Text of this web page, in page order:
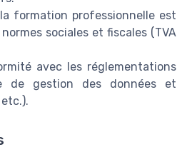
formation professionnelle est
sociales et fiscales (TVA
avec les réglementations
de gestion des données et